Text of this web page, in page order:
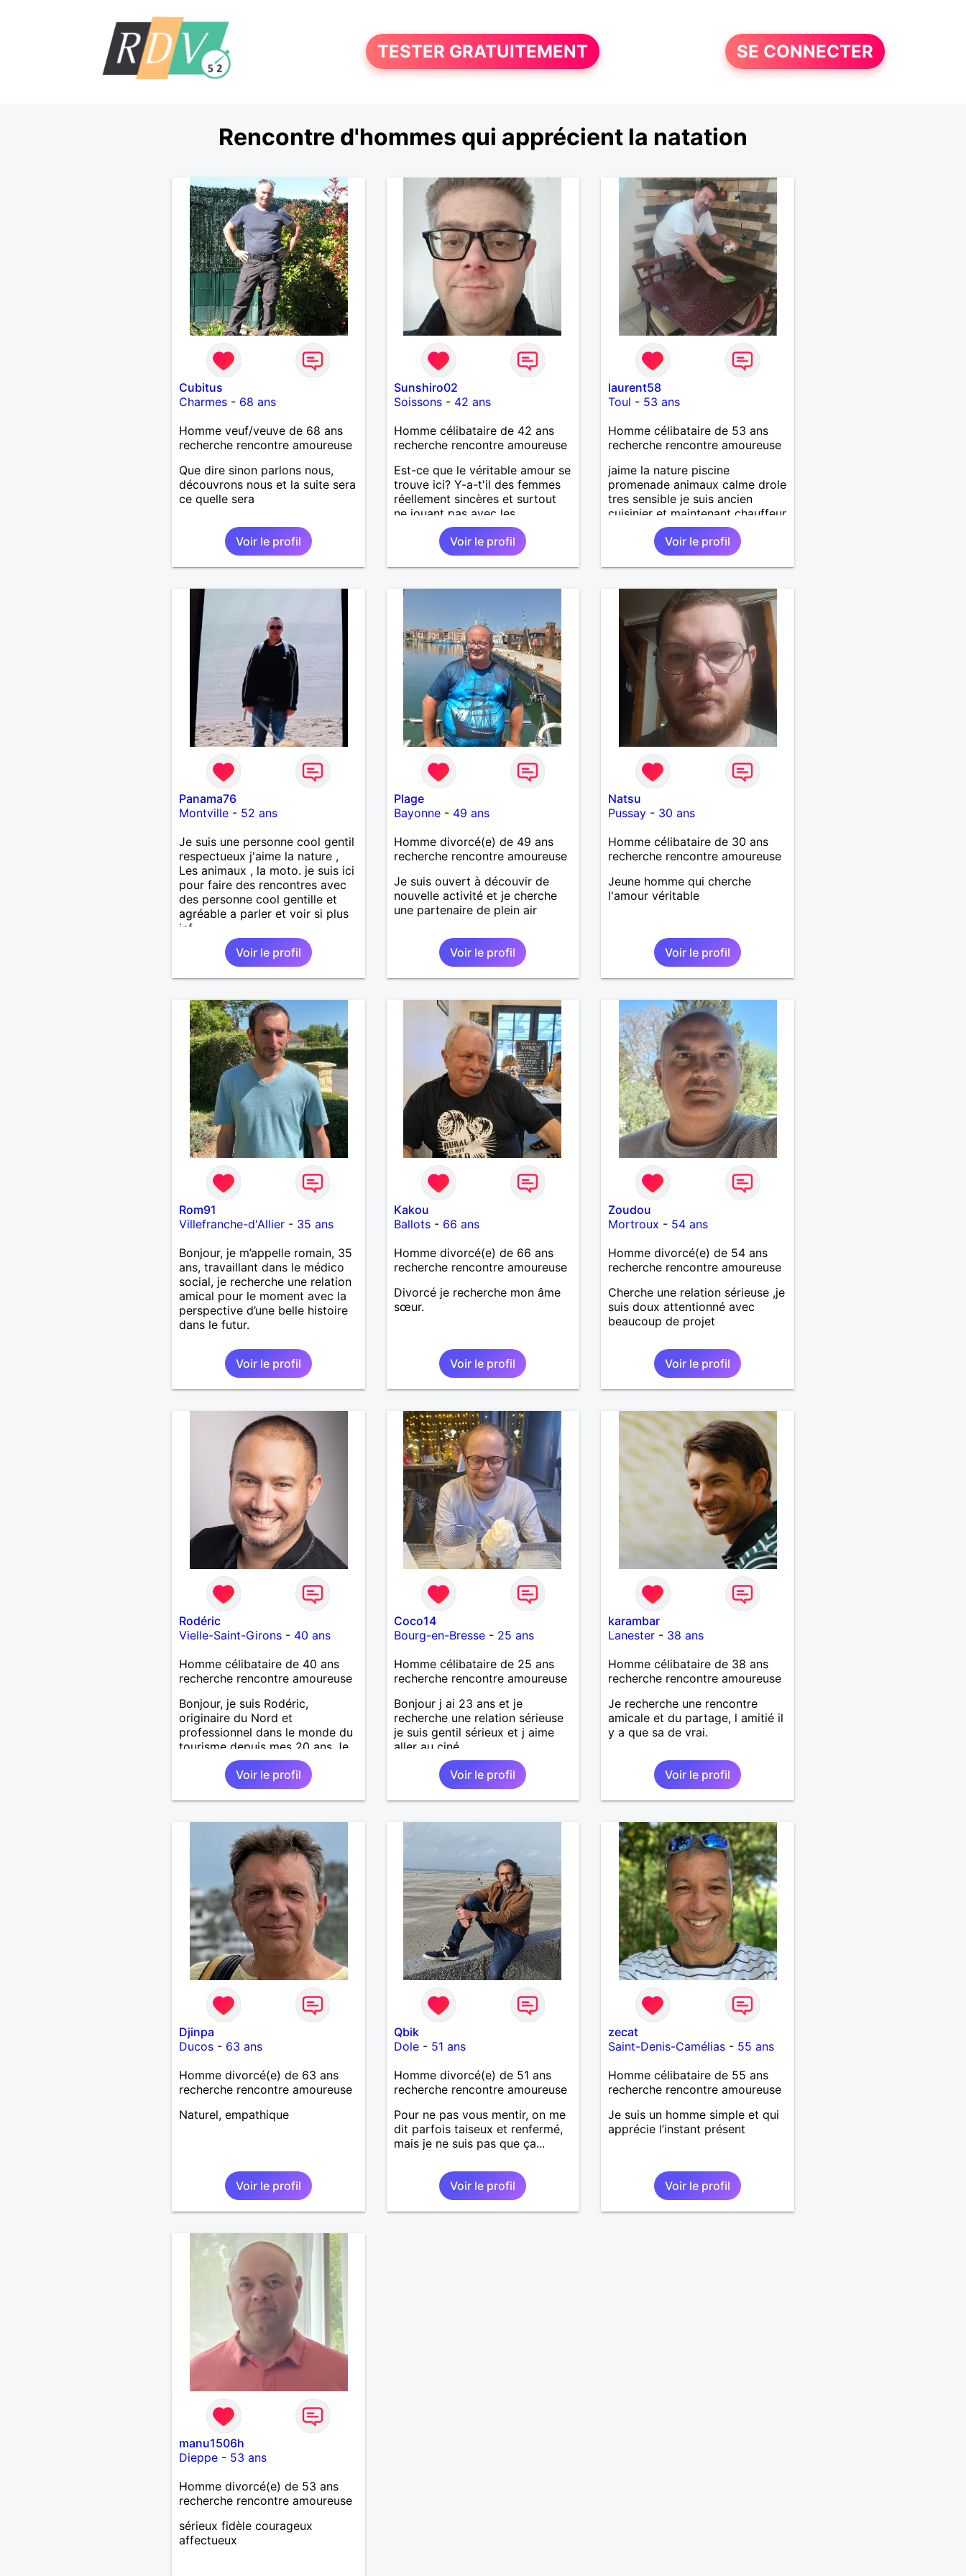
TESTER GRATUITEMENT SE CONNECTER
Rencontre d'hommes qui apprécient la natation
Cubitus
Charmes- 68 ans
Homme veuf/veuve de 68 ans
recherche rencontre amoureuse
Que dire sinon parlons nous,
découvrons nous et la suite sera
ce quelle sera
Voir le profil
Sunshiro02
Soissons- 42 ans
Homme célibataire de 42 ans
recherche rencontre amoureuse
Est-ce que le véritable amour se
trouve ici? Y-a-t'il des femmes
réellement sincères et surtout
ne jouant pas avec les
sentiments des hommes? Etant
un homme protecteur et
bienveillant, je veux continuer
d'y croire et pouvoir enfin
désir temps. Faux profil,
profiteuse et autres joyeuseté
passer votre chemin, vous ne
m'intéressez pas du tout!
Voir le profil
laurent58
Toul - 53 ans
Homme célibataire de 53 ans
recherche rencontre amoureuse
jaime la nature piscine
promenade animaux calme drole
tres sensible je suis ancien
cuisinier et maintenant chauffeur
de bus jai un chien et un chat
recherche relation durable
Voir le profil
Panama76
Montville- 52 ans
Je suis une personne cool gentil
respectueux j'aime la nature ,
Les animaux , la moto. je suis ici
pour faire des rencontres avec
des personne cool gentille et
agréable a parler et voir si plus
inf
Voir le profil
Plage
Bayonne- 49 ans
Homme divorcé(e) de 49 ans
recherche rencontre amoureuse
Je suis ouvert à découvir de
nouvelle activité et je cherche
une partenaire de plein air
Voir le profil
Natsu
Pussay - 30 ans
Homme célibataire de 30 ans
recherche rencontre amoureuse
Jeune homme qui cherche
l'amour véritable
Voir le profil
Rom91
Villefranche-d'Allier- 35 ans
Bonjour, je m’appelle romain, 35
ans, travaillant dans le médico
social, je recherche une relation
amical pour le moment avec la
perspective d’une belle histoire
dans le futur.
Voir le profil
Kakou
Ballots- 66 ans
Homme divorcé(e) de 66 ans
recherche rencontre amoureuse
Divorcé je recherche mon âme
sœur.
Voir le profil
Zoudou
Mortroux - 54 ans
Homme divorcé(e) de 54 ans
recherche rencontre amoureuse
Cherche une relation sérieuse ,je
suis doux attentionné avec
beaucoup de projet
Voir le profil
Rodéric
Vielle-Saint-Girons- 40 ans
Homme célibataire de 40 ans
recherche rencontre amoureuse
Bonjour, je suis Rodéric,
originaire du Nord et
professionnel dans le monde du
tourisme depuis mes 20 ans Je
suis arrivée dans les landes en
début d'année pour un nouveau
job A la recherche d'une
personne avec qui découvrir,
;) Je suis quelqu'un d'humain,
sociable avec une pointe de
taquinerie ;) Au plaisir :)
Voir le profil
Coco14
Bourg-en-Bresse- 25 ans
Homme célibataire de 25 ans
recherche rencontre amoureuse
Bonjour j ai 23 ans et je
recherche une relation sérieuse
je suis gentil sérieux et j aime
aller au ciné....
Voir le profil
karambar
Lanester - 38 ans
Homme célibataire de 38 ans
recherche rencontre amoureuse
Je recherche une rencontre
amicale et du partage, l amitié il
y a que sa de vrai.
Voir le profil
Djinpa
Ducos- 63 ans
Homme divorcé(e) de 63 ans
recherche rencontre amoureuse
Naturel, empathique
Voir le profil
Qbik
Dole- 51 ans
Homme divorcé(e) de 51 ans
recherche rencontre amoureuse
Pour ne pas vous mentir, on me
dit parfois taiseux et renfermé,
mais je ne suis pas que ça...
Voir le profil
zecat
Saint-Denis-Camélias - 55 ans
Homme célibataire de 55 ans
recherche rencontre amoureuse
Je suis un homme simple et qui
apprécie l’instant présent
Voir le profil
manu1506h
Dieppe- 53 ans
Homme divorcé(e) de 53 ans
recherche rencontre amoureuse
sérieux fidèle courageux
affectueux